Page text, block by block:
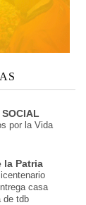
SOCIAL
por la Vida
la Patria
casa
de tdb